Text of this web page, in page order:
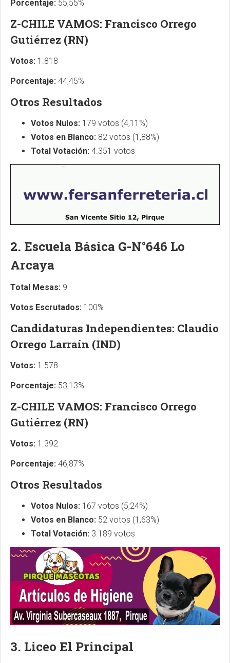
Porcentaje: 55,55%
Z-CHILE VAMOS: Francisco Orrego
Gutiérrez (RN)
Votos: 1.818
Porcentaje: 44,45%
Otros Resultados
Votos Nulos: 179 votos (4,11%)
Votos en Blanco: 82 votos (1,88%)
Total Votación: 4.351 votos
2. Escuela Básica G-N°646 Lo
Arcaya
Total Mesas: 9
Votos Escrutados: 100%
Candidaturas Independientes: Claudio
Orrego Larraín (IND)
Votos: 1.578
Porcentaje: 53,13%
Z-CHILE VAMOS: Francisco Orrego
Gutiérrez (RN)
Votos: 1.392
Porcentaje: 46,87%
Otros Resultados
Votos Nulos: 167 votos (5,24%)
Votos en Blanco: 52 votos (1,63%)
Total Votación: 3.189 votos
3. Liceo El Principal